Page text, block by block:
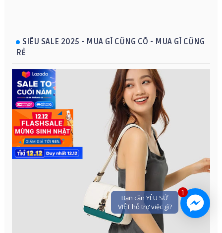
SIÊU SALE 2025 - MUA GÌ CŨNG CÓ - MUA GÌ CŨNG
RẺ
1
Bạn cần YÊU SỬ
VIỆT hỗ trợ việc gì?